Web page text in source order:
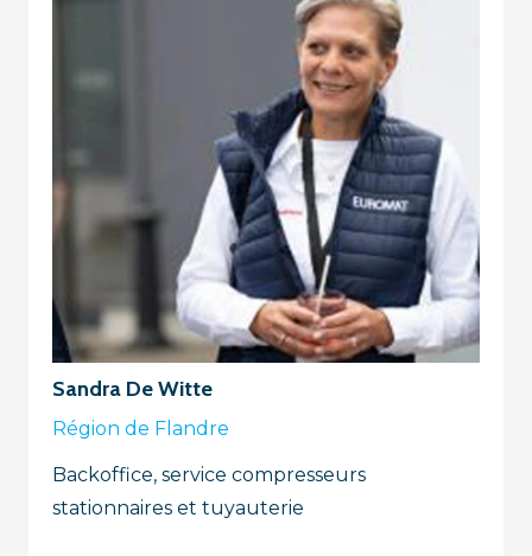
Sandra De Witte
Région de Flandre
Backoffice, service compresseurs
stationnaires et tuyauterie